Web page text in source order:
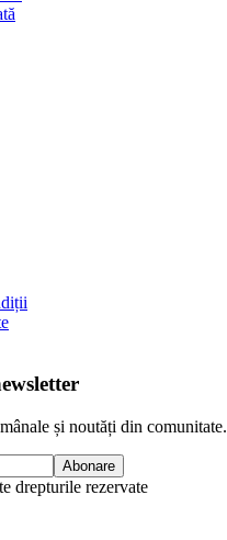
și noutăți din comunitate.
Abonare
drepturile rezervate